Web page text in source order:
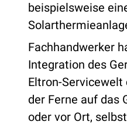
beispielsweise
Fachhandwerker
Integration des
Eltron-
der Ferne auf das
oder vor Ort,